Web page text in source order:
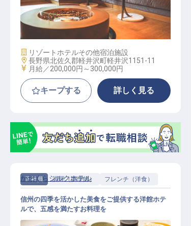
ホテルフロント（単身寮あり／年間
休日105日／未経験歓迎）
施設業態
リゾートホテルその他宿泊施設
勤務地
長野県北佐久郡軽井沢町軽井沢1151-11
給与
月給／200,000円～ 300,000円
キープする 詳しく見る
正社員 調理（調理師） フレンチ（洋食）
かたくらシルクホテル
信州の四季を活かした美食をご提供する洋館ホテ
ルで、五感を満たすお料理を